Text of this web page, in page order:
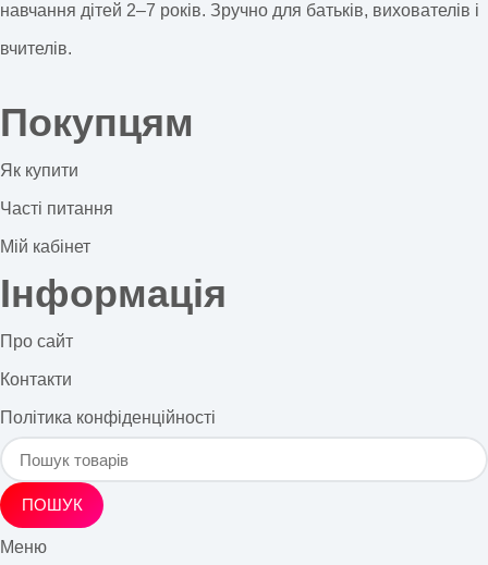
навчання дітей 2–7 років. Зручно для батьків, вихователів і
вчителів.
Покупцям
Як купити
Часті питання
Мій кабінет
Інформація
Про сайт
Контакти
Політика конфіденційності
ПОШУК
Меню